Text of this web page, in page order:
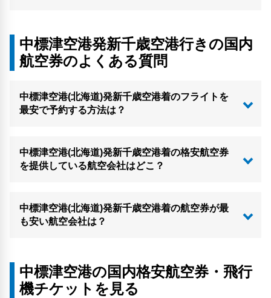
中標津空港発新千歳空港行きの国内
航空券のよくある質問
中標津空港(北海道)発新千歳空港着のフライトを
最安で予約する方法は？
中標津空港(北海道)発新千歳空港着の格安航空券
を提供している航空会社はどこ？
中標津空港(北海道)発新千歳空港着の航空券が最
も安い航空会社は？
中標津空港の国内格安航空券・飛行
機チケットを見る